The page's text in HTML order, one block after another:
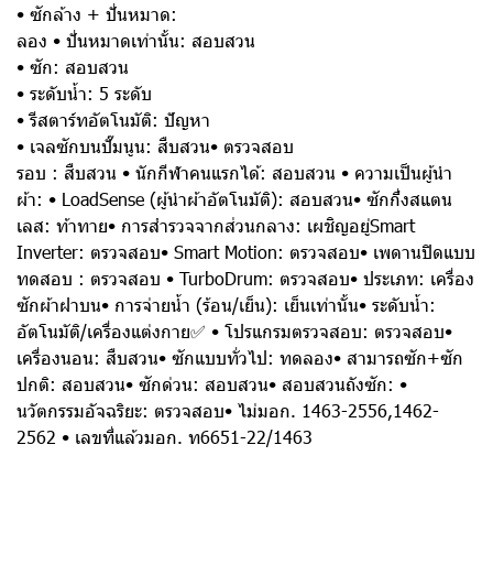
• ซักล้าง + ปั่นหมาด:
ลอง • ปั่นหมาดเท่านั้น: สอบสวน
• ซัก: สอบสวน
• ระดับน้ำ: 5 ระดับ
• รีสตาร์ทอัตโนมัติ: ปัญหา
• เจลซักบนปั๊มนูน: สืบสวน• ตรวจสอบ
รอบ : สืบสวน • นักกีฬาคนแรกได้: สอบสวน • ความเป็นผู้นำ
ผ้า: • LoadSense (ผู้นำผ้าอัตโนมัติ): สอบสวน• ซักกึ่งสแตน
เลส: ท้าทาย• การสำรวจจากส่วนกลาง: เผชิญอยู่Smart
Inverter: ตรวจสอบ• Smart Motion: ตรวจสอบ• เพดานปิดแบบ
ทดสอบ : ตรวจสอบ • TurboDrum: ตรวจสอบ• ประเภท: เครื่อง
ซักผ้าฝาบน• การจ่ายน้ำ (ร้อน/เย็น): เย็นเท่านั้น• ระดับน้ำ:
อัตโนมัติ/เครื่องแต่งกาย✅ • โปรแกรมตรวจสอบ: ตรวจสอบ•
เครื่องนอน: สืบสวน• ซักแบบทั่วไป: ทดลอง• สามารถซัก+ซัก
ปกติ: สอบสวน• ซักด่วน: สอบสวน• สอบสวนถังซัก: •
นวัตกรรมอัจฉริยะ: ตรวจสอบ• ไม่มอก. 1463-2556,1462-
2562 • เลขที่แล้วมอก. ท6651-22/1463